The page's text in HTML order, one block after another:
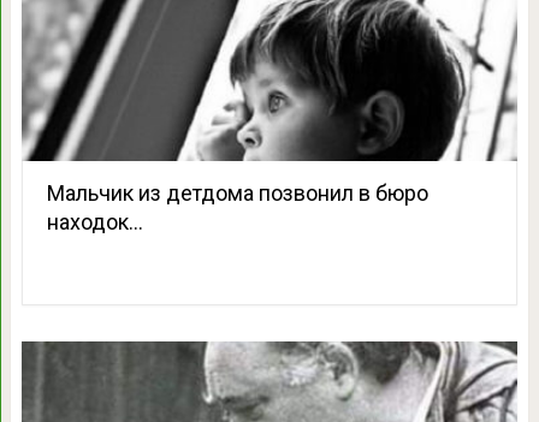
Мальчик из детдома позвонил в бюро
находок…